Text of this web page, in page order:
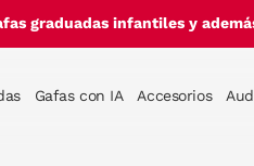
graduadas infantiles y
Gafas con IA Accesorios